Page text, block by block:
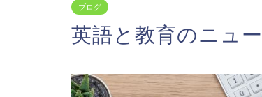
ブログ
英語と教育のニュ